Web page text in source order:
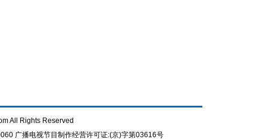
All Rights Reserved
广播电视节目制作经营许可证:(京)字第03616号